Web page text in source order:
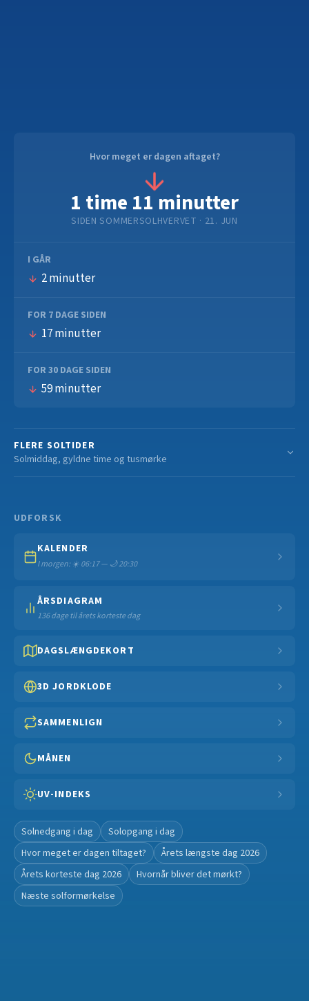
Hvor meget er dagen aftaget?
1 time 11 minutter
SIDEN SOMMERSOLHVERVET · 21. JUN
I GÅR
2 minutter
FOR 7 DAGE SIDEN
17 minutter
FOR 30 DAGE SIDEN
59 minutter
FLERE SOLTIDER
Solmiddag, gyldne time og tusmørke
UDFORSK
KALENDER
I morgen: ☀️ 06:17 — 🌙 20:30
ÅRSDIAGRAM
136 dage til årets korteste dag
DAGSLÆNGDEKORT
3D JORDKLODE
SAMMENLIGN
MÅNEN
UV-INDEKS
Solnedgang i dag
Solopgang i dag
Hvor meget er dagen tiltaget?
Årets længste dag 2026
Årets korteste dag 2026
Hvornår bliver det mørkt?
Næste solformørkelse